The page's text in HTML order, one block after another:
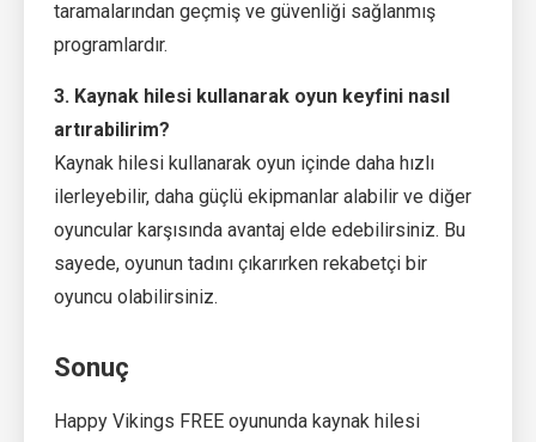
taramalarından geçmiş ve güvenliği sağlanmış
programlardır.
3. Kaynak hilesi kullanarak oyun keyfini nasıl
artırabilirim?
Kaynak hilesi kullanarak oyun içinde daha hızlı
ilerleyebilir, daha güçlü ekipmanlar alabilir ve diğer
oyuncular karşısında avantaj elde edebilirsiniz. Bu
sayede, oyunun tadını çıkarırken rekabetçi bir
oyuncu olabilirsiniz.
Sonuç
Happy Vikings FREE oyununda kaynak hilesi